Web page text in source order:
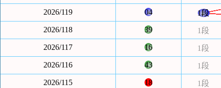
2026/119
04
1段
2026/118
39
1段
2026/117
16
1段
2026/116
43
1段
2026/115
18
1段